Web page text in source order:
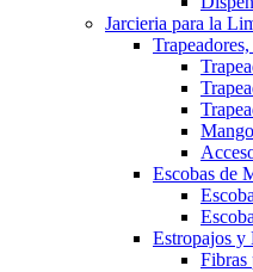
Jarcieria para la
Escobas de
Estropajos y
Fibras